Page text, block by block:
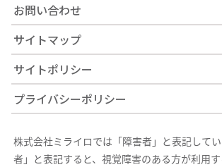
お問い合わせ
サイトマップ
サイトポリシー
プライバシーポリシー
株式会社ミライロでは「障害者」と表記して
者」と表記すると、視覚障害のある方が利用